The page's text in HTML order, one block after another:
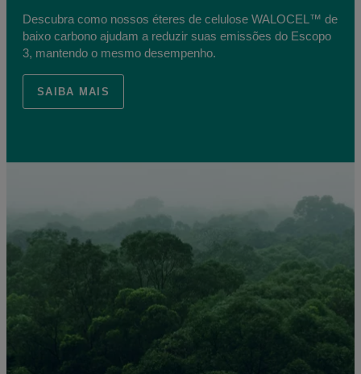
Descubra como nossos éteres de celulose WALOCEL™ de
baixo carbono ajudam a reduzir suas emissões do Escopo
3, mantendo o mesmo desempenho.
SAIBA MAIS